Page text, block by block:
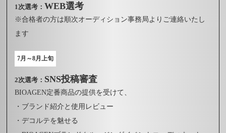
1次選考： WEB選考
※合格者の方は順次オーディション事務局よりご連絡いたし
ます
7月～8月上旬
2次選考： SNS投稿審査
BIOAGEN定番商品の提供を受けて、
・ブランド紹介と使用レビュー
・デコルテを魅せる